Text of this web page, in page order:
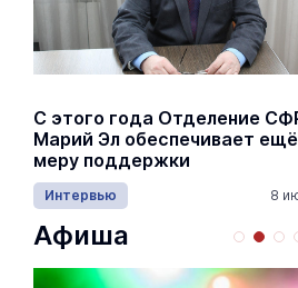
С этого года Отделение
Марий Эл обеспечивает
меру поддержки
Интервью 8
Афиша